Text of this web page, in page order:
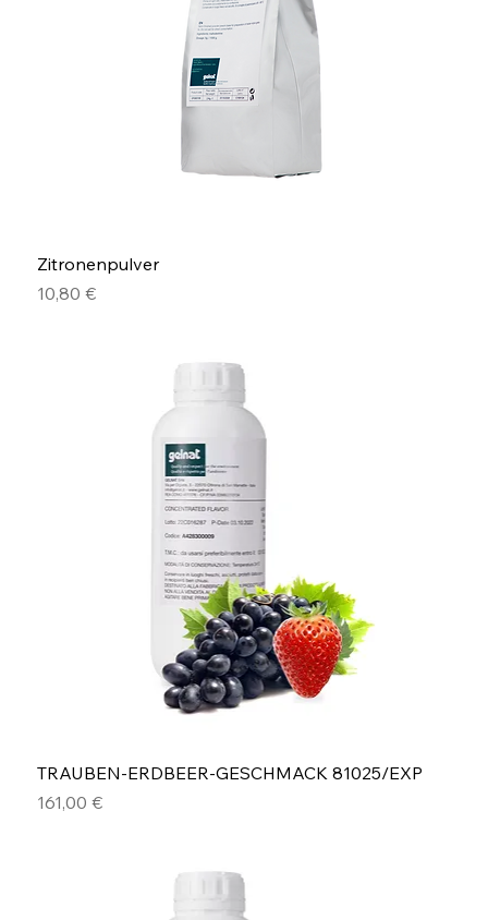
Zitronenpulver
Preis
10,80 €
TRAUBEN-ERDBEER-GESCHMACK 81025/EXP
Preis
161,00 €